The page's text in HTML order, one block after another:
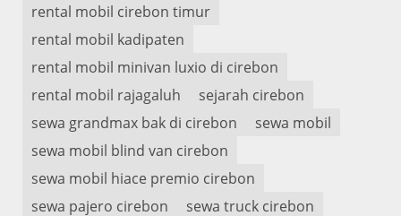
rental mobil cirebon timur
rental mobil kadipaten
rental mobil minivan luxio di cirebon
rental mobil rajagaluh
sejarah cirebon
sewa grandmax bak di cirebon
sewa mobil
sewa mobil blind van cirebon
sewa mobil hiace premio cirebon
sewa pajero cirebon
sewa truck cirebon